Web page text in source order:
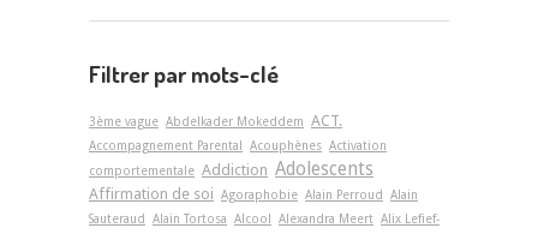
Filtrer par mots-clé
3ème vague Abdelkader Mokeddem ACT.
Accompagnement Parental Acouphènes Activation
comportementale Addiction Adolescents
Affirmation de soi Agoraphobie Alain Perroud
Alain
Sauteraud
Alain Tortosa Alcool Alexandra Meert Alix Lefief-